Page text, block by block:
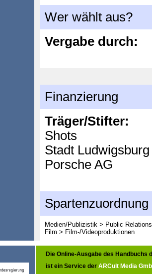
Wer wählt aus?
Vergabe durch:
Finanzierung
Träger/Stifter:
Shots
Stadt Ludwigsburg
Porsche AG
Spartenzuordnung
Medien/Publizistik > Public
Film > Film-/Videoproduktionen
Die Online-Ausgabe des Handbuchs
ist ein Service der ARCult Media